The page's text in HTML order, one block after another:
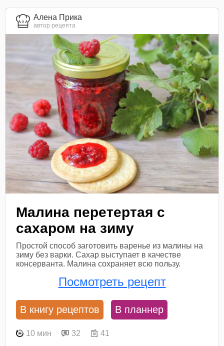
Алена Прика
автор рецепта
Малина перетертая с
сахаром на зиму
Простой способ заготовить варенье из малины на
зиму без варки. Сахар выступает в качестве
консерванта. Малина сохраняет всю пользу.
Посмотреть рецепт
В книгу рецептов В планнер
10 мин 32 41